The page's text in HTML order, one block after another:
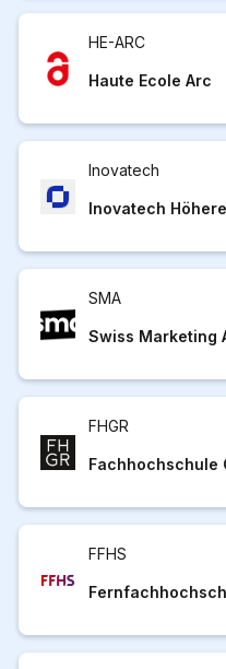
HE-ARC
Haute Ecole Arc
Inovatech
Inovatech
SMA
Swiss Marketing
FHGR
Fachhochschule
FFHS